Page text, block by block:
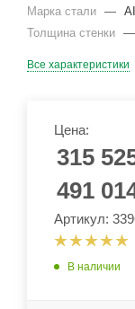
Марка стали —
Толщина стенки —
Все характеристики
Цена:
315
491
Артикул:
В наличии